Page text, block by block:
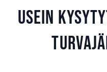
Usein